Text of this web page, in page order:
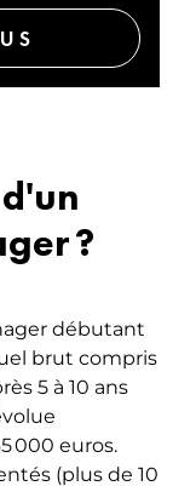
?
débutant
brut compris
5 à 10 ans
000 euros.
(plus de 10